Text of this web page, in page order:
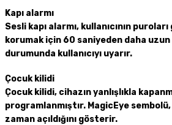
Kapı alarmı
Sesli kapı alarmı, kullanıcının
korumak için 60 saniyeden daha uzun
durumunda kullanıcıyı uyarır.
Çocuk kilidi
Çocuk kilidi, cihazın yanlışlıkla
programlanmıştır. MagicEye
zaman açıldığını gösterir.